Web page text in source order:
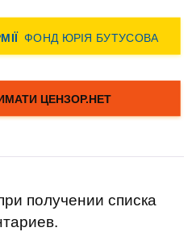
получении списка